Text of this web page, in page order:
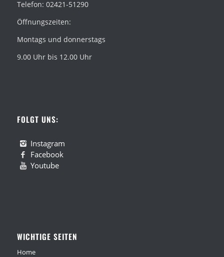
Telefon: 02421-51290
Öffnungszeiten:
Montags und donnerstags
9.00 Uhr bis 12.00 Uhr
FOLGT UNS:
Instagram
Facebook
Youtube
WICHTIGE SEITEN
Home